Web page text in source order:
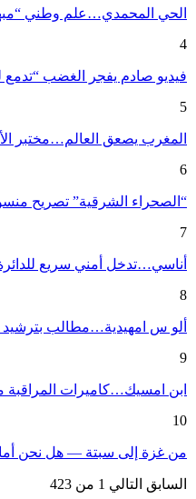
الحي المحمدي…علم وطني
4
فيديو صادم يفجر الغضب
5
المغرب يصعق العالم…مختبر
6
“الصحراء الشرقية” تصريح
7
أناسي…تدخل أمني سريع
8
ألو س امهيدية…مطالب بترشيد
9
ابن امسيك…كاميرات
10
من غزة إلى سبتة — هل نحن
السابق التالي 1 من 423